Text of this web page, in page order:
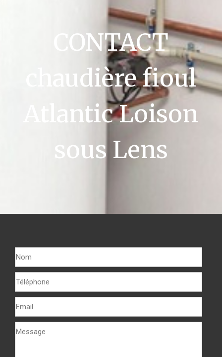
CONTACT
chaudière fioul
Atlantic Loison
sous Lens